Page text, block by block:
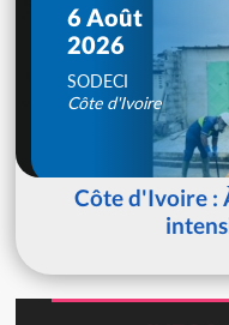
6 Août
2026
SODECI
Côte d'Ivoire
Côte d'Ivoire :